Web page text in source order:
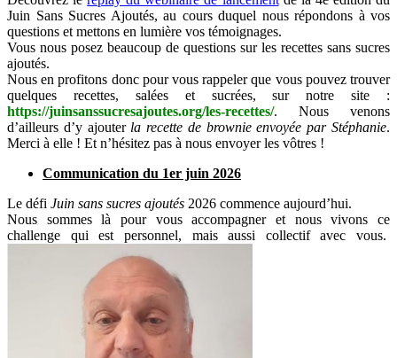
Juin Sans Sucres Ajoutés, au cours duquel nous répondons à vos
questions et mettons en lumière vos témoignages.
Vous nous posez beaucoup de questions sur les recettes sans sucres
ajoutés.
Nous en profitons donc pour vous rappeler que vous pouvez trouver
quelques recettes, salées et sucrées, sur notre site :
https://juinsanssucresajoutes.org/les-recettes/.
Nous venons
d’ailleurs d’y ajouter la recette de brownie envoyée par Stéphanie.
Merci à elle ! Et n’hésitez pas à nous envoyer les vôtres !
Communication du 1er juin 2026
Le défi Juin sans sucres ajoutés 2026 commence aujourd’hui.
Nous sommes là pour vous accompagner et nous vivons ce
challenge qui est personnel, mais aussi collectif avec vous.